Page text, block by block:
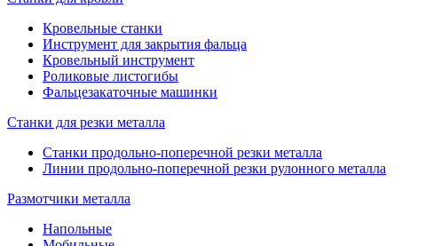
Кровельные станки
Инструмент для закрытия фальца
Кровельный инструмент
Роликовые листогибы
Фальцезакаточные машинки
Станки для резки металла
Станки продольно-поперечной резки металла
Линии продольно-поперечной резки рулонного металла
Размотчики металла
Напольные